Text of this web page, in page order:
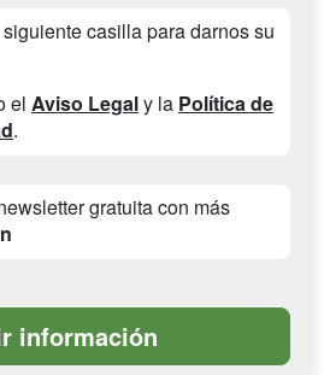
casilla para darnos su
el Aviso Legaly la Política de
.
gratuita con más